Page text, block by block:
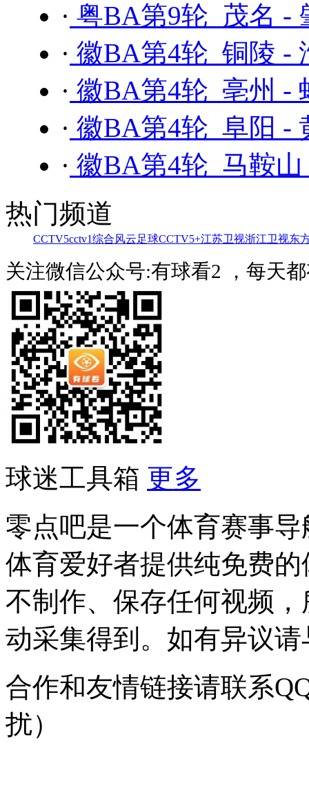
· 粤BA第9轮 茂名 -
· 徽BA第4轮 铜陵 -
· 徽BA第4轮 亳州 -
· 徽BA第4轮 阜阳 -
· 徽BA第4轮 马鞍
热门频道
CCTV5cctv1综合风云足球CCTV5+江苏卫视浙江卫视东
关注微信公众号:有球看2 ，每天
球迷工具箱 更多
零点吧是一个体育赛事
体育爱好者提供纯免费
不制作、保存任何视频
动采集得到。如有异议
合作和友情链接请联系
扰）